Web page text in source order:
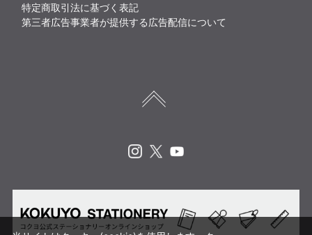
特定商取引法に基づく表記
第三者広告事業者が提供する広告配信について